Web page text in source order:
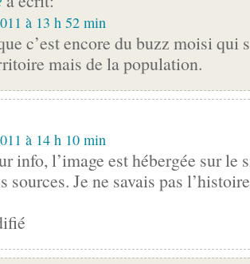
à 13 h 52 min
c’est encore du buzz moisi qui
mais de la population.
à 14 h 10 min
info, l’image est hébergée sur le
sources. Je ne savais pas